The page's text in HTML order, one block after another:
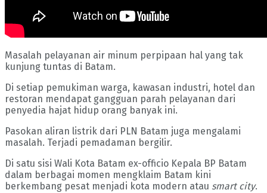
Masalah pelayanan air minum perpipaan hal yang tak
kunjung tuntas di Batam.
Di setiap pemukiman warga, kawasan industri, hotel dan
restoran mendapat gangguan parah pelayanan dari
penyedia hajat hidup orang banyak ini.
Pasokan aliran listrik dari PLN Batam juga mengalami
masalah. Terjadi pemadaman bergilir.
Di satu sisi Wali Kota Batam ex-officio Kepala BP Batam
dalam berbagai momen mengklaim Batam kini
berkembang pesat menjadi kota modern atau smart city.